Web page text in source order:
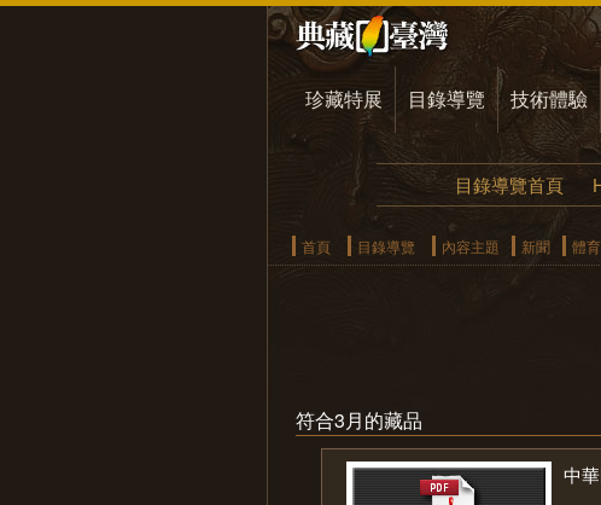
珍藏特展 目錄導覽 技術體驗
目錄導覽首頁
首頁 目錄導覽 內容主題 新聞 體
符合3月的藏品
中